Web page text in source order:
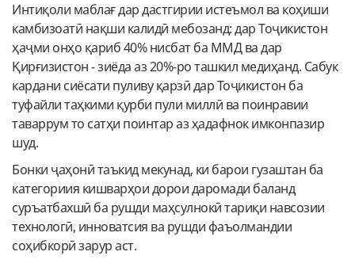
Интиқоли маблағ дар дастгирии истеъмол ва коҳиши
камбизоатӣ нақши калидӣ мебозанд: дар Тоҷикистон
ҳаҷми онҳо қариб 40% нисбат ба ММД ва дар
Қирғизистон - зиёда аз 20%-ро ташкил медиҳанд. Сабук
кардани сиёсати пуливу қарзӣ дар Тоҷикистон ба
туфайли таҳкими қурби пули миллӣ ва поинравии
таваррум то сатҳи поинтар аз ҳадафнок имконпазир
шуд.
Бонки ҷаҳонӣ таъкид мекунад, ки барои гузаштан ба
категориия кишварҳои дорои даромади баланд
суръатбахшӣ ба рушди маҳсулнокӣ тариқи навсозии
технологӣ, инноватсия ва рушди фаъолмандии
соҳибкорӣ зарур аст.